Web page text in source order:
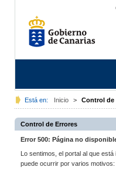
Está en: Inicio > Control de
Control de Errores
Error 500: Página no
Lo sentimos, el portal al que
puede ocurrir por varios motivos: